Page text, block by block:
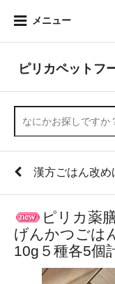
メニュー
ピリカペットフ
漢方ごはん改
ピリカ薬
げんかつごは
10g５種各5個